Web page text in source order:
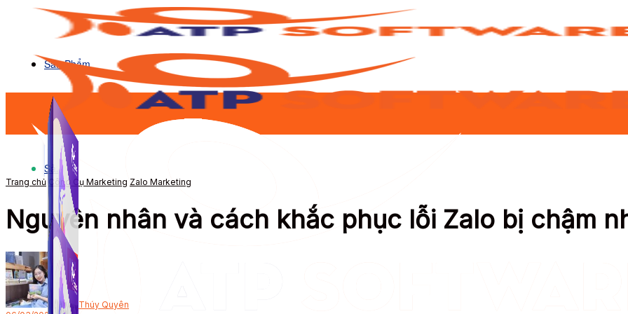
Sản Phẩm
Sản Phẩm
Trang chủ Công Cụ Marketing Zalo Marketing
Nguyên nhân và cách khắc phục lỗi Zalo bị chậm
Bởi
Thúy Quyên